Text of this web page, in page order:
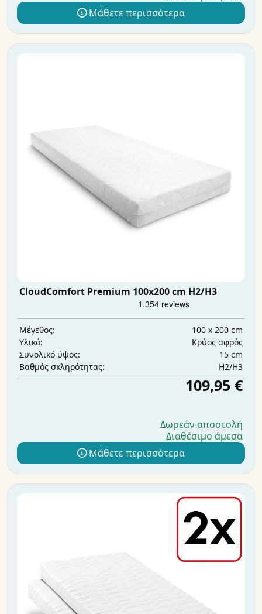
Μάθετε περισσότερα
CloudComfort Premium 100x200 cm H2/H3
Μέγεθος:
100 x 200 cm
Υλικό:
Κρύος αφρός
Συνολικό ύψος:
15 cm
Βαθμός σκληρότητας:
H2/H3
109,95 €
Δωρεάν αποστολή
Διαθέσιμο άμεσα
Μάθετε περισσότερα